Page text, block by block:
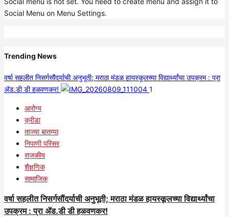
Social Menu on Menu Settings.
Trending News
वर्षा सहलीत निसर्गसौंदर्याची अनुभूती; मराठा मंडळ हायस्कूलच्या विद्यार्थ्यांचा उपक्रम : प्रा
ॲड.डी डी हळवणकर!
1
आरोग्य
क्रीडा
ताज्या बातम्या
निपाणी परिसर
राजकीय
शैक्षणिक
सामाजिक
वर्षा सहलीत निसर्गसौंदर्याची अनुभूती; मराठा मंडळ हायस्कूलच्या विद्यार्थ्यांचा
उपक्रम : प्रा ॲड.डी डी हळवणकर!